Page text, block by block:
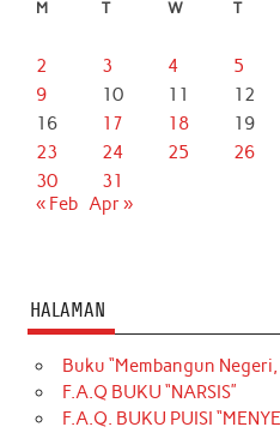
M T W T
2
3 4 5
9
10 11 12
16
17 18 19
23
24 25 26
30
31
« Feb Apr »
HALAMAN
Buku “Membangun
F.A.Q BUKU “NARSIS”
F.A.Q. BUKU PUISI